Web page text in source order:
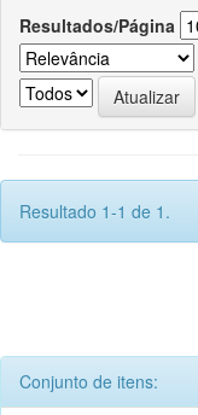
Resultados/Página
Resultado 1-1 de 1.
Conjunto de itens: